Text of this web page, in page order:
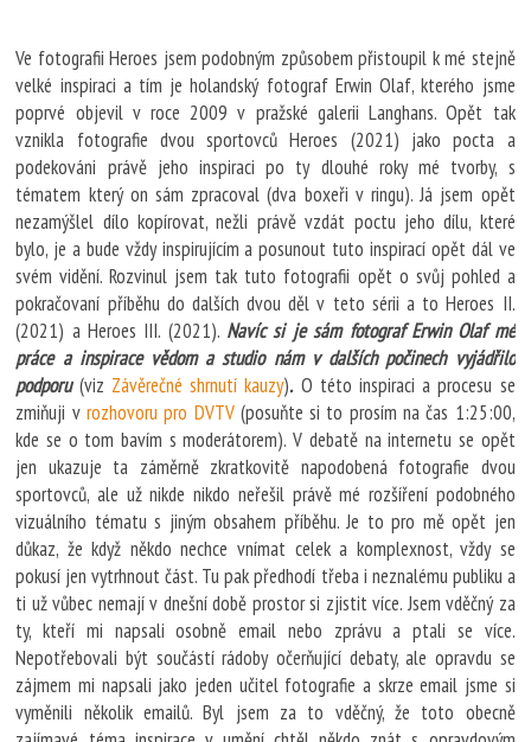
Ve fotografii Heroes jsem podobným způsobem přistoupil k mé stejně
velké inspiraci a tím je holandský fotograf Erwin Olaf, kterého jsme
poprvé objevil v roce 2009 v pražské galerii Langhans. Opět tak
vznikla fotografie dvou sportovců Heroes (2021) jako pocta a
podekováni právě jeho inspiraci po ty dlouhé roky mé tvorby, s
tématem který on sám zpracoval (dva boxeři v ringu). Já jsem opět
nezamýšlel dílo kopírovat, nežli právě vzdát poctu jeho dílu, které
bylo, je a bude vždy inspirujícím a posunout tuto inspirací opět dál ve
svém vidění. Rozvinul jsem tak tuto fotografii opět o svůj pohled a
pokračovaní příběhu do dalších dvou děl v teto sérii a to Heroes II.
(2021) a Heroes III. (2021). Navíc si je sám fotograf Erwin Olaf mé
práce a inspirace vědom a studio nám v dalších počinech vyjádřilo
podporu (viz Závěrečné shrnutí kauzy).O této inspiraci a procesu se
zmiňuji vrozhovoru pro DVTV(posuňte si to prosím na čas 1:25:00,
kde se o tom bavím s moderátorem). V debatě na internetu se opět
jen ukazuje ta záměrně zkratkovitě napodobená fotografie dvou
sportovců, ale už nikde nikdo neřešil právě mé rozšíření podobného
vizuálního tématu s jiným obsahem příběhu. Je to pro mě opět jen
důkaz, že když někdo nechce vnímat celek a komplexnost, vždy se
pokusí jen vytrhnout část. Tu pak předhodí třeba i neznalému publiku a
ti už vůbec nemají v dnešní době prostor si zjistit více. Jsem vděčný za
ty, kteří mi napsali osobně email nebo zprávu a ptali se více.
Nepotřebovali být součástí rádoby očerňující debaty, ale opravdu se
zájmem mi napsali jako jeden učitel fotografie a skrze email jsme si
vyměnili několik emailů. Byl jsem za to vděčný, že toto obecně